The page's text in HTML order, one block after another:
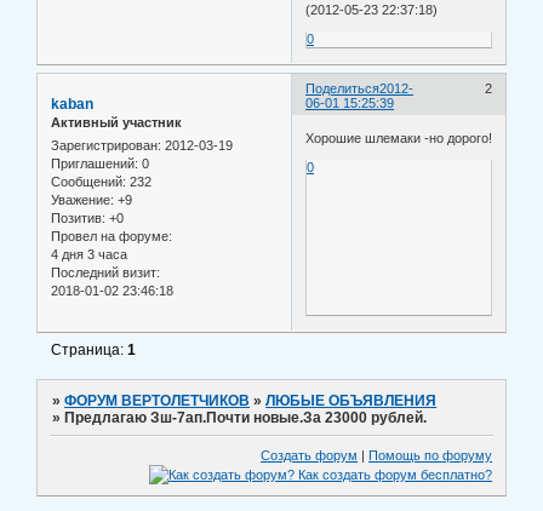
(2012-05-23 22:37:18)
0
Поделиться 2
2012-
06-01 15:25:39
kaban
Активный участник
Зарегистрирован: 2012-03-19
Приглашений: 0
Сообщений: 232
Уважение: +9
Позитив: +0
Провел на форуме:
4 дня 3 часа
Последний визит:
2018-01-02 23:46:18
Хорошие шлемаки -но дорого!
0
Страница:1
»ФОРУМ ВЕРТОЛЕТЧИКОВ »ЛЮБЫЕ ОБЪЯВЛЕНИЯ
»Предлагаю Зш-7ап.Почти новые.За 23000 рублей.
Создать форум | Помощь по форуму